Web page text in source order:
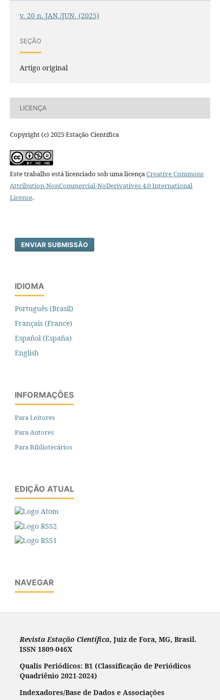
v. 20 n. JAN./JUN. (2025)
SEÇÃO
Artigo original
LICENÇA
Copyright (c) 2025 Estação Científica
Este trabalho está licenciado sob uma licençaCreative Commons
Attribution-NonCommercial-NoDerivatives 4.0 International
License.
ENVIAR SUBMISSÃO
IDIOMA
Português (Brasil)
Français (France)
Español (España)
English
INFORMAÇÕES
Para Leitores
Para Autores
Para Bibliotecários
EDIÇÃO ATUAL
NAVEGAR
Revista Estação Científica, Juiz de Fora, MG, Brasil.
ISSN 1809-046X
Qualis Periódicos: B1 (Classificação de Periódicos
Quadriênio 2021-2024)
Indexadores/Base de Dados e Associações